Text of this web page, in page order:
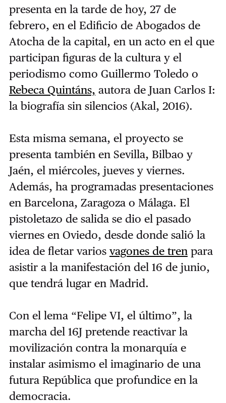
presenta en la tarde de hoy, 27 de
febrero, en el Edificio de Abogados de
Atocha de la capital, en un acto en el que
participan figuras de la cultura y el
periodismo como Guillermo Toledo o
Rebeca Quintáns, autora de Juan Carlos I:
la biografía sin silencios (Akal, 2016).
Esta misma semana, el proyecto se
presenta también en Sevilla, Bilbao y
Jaén, el miércoles, jueves y viernes.
Además, ha programadas presentaciones
en Barcelona, Zaragoza o Málaga. El
pistoletazo de salida se dio el pasado
viernes en Oviedo, desde donde salió la
idea de fletar varios vagones de tren para
asistir a la manifestación del 16 de junio,
que tendrá lugar en Madrid.
Con el lema “Felipe VI, el último”, la
marcha del 16J pretende reactivar la
movilización contra la monarquía e
instalar asimismo el imaginario de una
futura República que profundice en la
democracia.